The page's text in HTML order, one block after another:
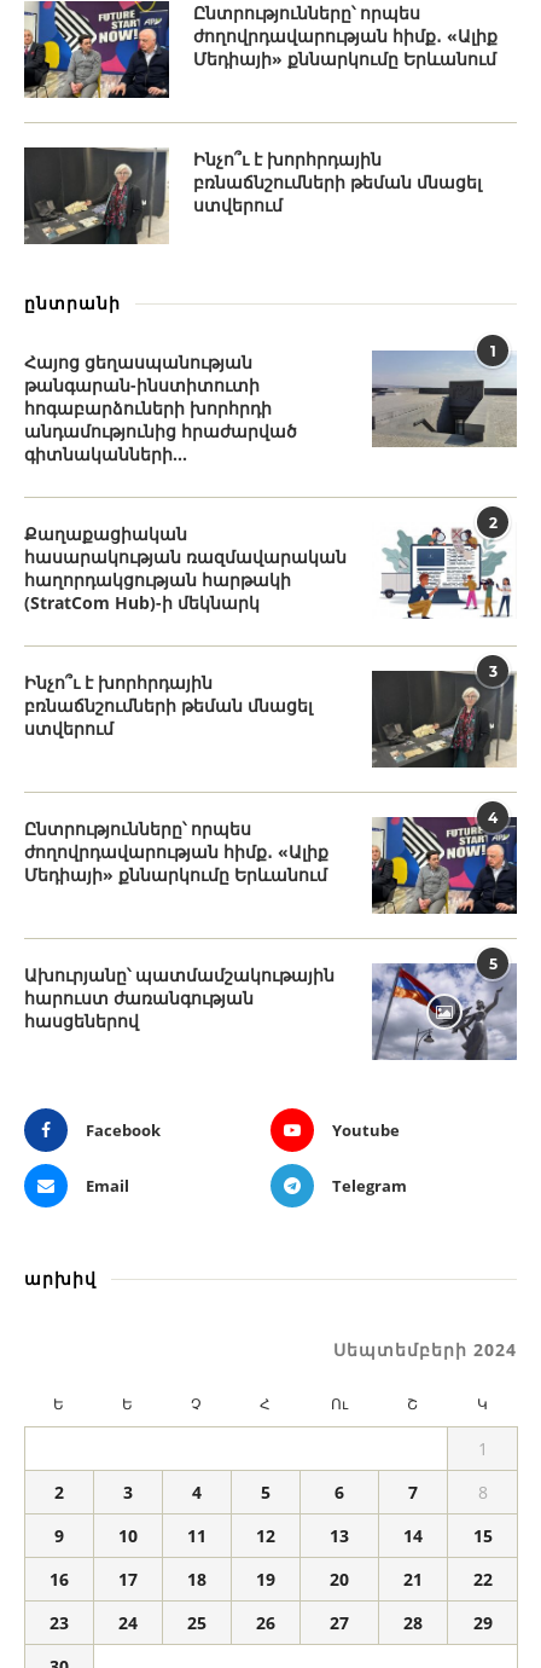
Ընտրությունները՝ որպես
ժողովրդավարության հիմք․ «Ալիք
Մեդիայի» քննարկումը Երևանում
Ինչո՞ւ է խորհրդային
բռնաճնշումների թեման մնացել
ստվերում
ընտրանի
1
Հայոց ցեղասպանության
թանգարան-ինստիտուտի
հոգաբարձուների խորհրդի
անդամությունից հրաժարված
գիտնականների...
2
Քաղաքացիական
հասարակության ռազմավարական
հաղորդակցության հարթակի
(StratCom Hub)-ի մեկնարկ
3
Ինչո՞ւ է խորհրդային
բռնաճնշումների թեման մնացել
ստվերում
4
Ընտրությունները՝ որպես
ժողովրդավարության հիմք․ «Ալիք
Մեդիայի» քննարկումը Երևանում
5
Ախուրյանը՝ պատմամշակութային
հարուստ ժառանգության
հասցեներով
Facebook Youtube
Email Telegram
արխիվ
Սեպտեմբերի 2024
Ե Ե Չ Հ Ու Շ Կ
1
2
3 4 5 6 7
8
9
10 11 12 13 14
15
16
17 18 19 20 21
22
23
24 25 26 27 28
29